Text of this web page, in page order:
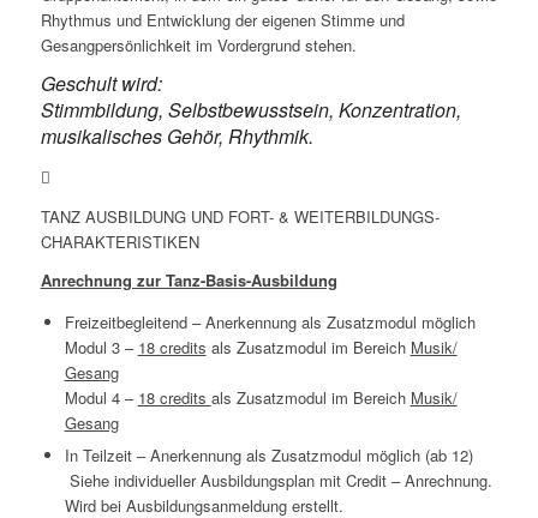
Rhythmus und Entwicklung der eigenen Stimme und
Gesangpersönlichkeit im Vordergrund stehen.
Geschult wird:
Stimmbildung, Selbstbewusstsein, Konzentration,
musikalisches Gehör, Rhythmik.
TANZ AUSBILDUNG UND FORT- & WEITERBILDUNGS-
CHARAKTERISTIKEN
Anrechnung zur Tanz-Basis-Ausbildung
Freizeitbegleitend – Anerkennung als Zusatzmodul möglich
Modul 3 – 18 credits als Zusatzmodul im Bereich Musik/
Gesang
Modul 4 – 18 credits als Zusatzmodul im Bereich Musik/
Gesang
In Teilzeit – Anerkennung als Zusatzmodul möglich (ab 12)
Siehe individueller Ausbildungsplan mit Credit – Anrechnung.
Wird bei Ausbildungsanmeldung erstellt.